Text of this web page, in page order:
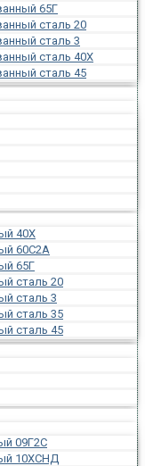
65Г
сталь 20
сталь 3
сталь 40Х
сталь 45
40Х
60С2А
65Г
сталь 20
сталь 3
сталь 35
сталь 45
09Г2С
10ХСНД